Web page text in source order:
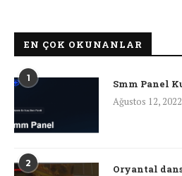
EN ÇOK OKUNANLAR
1
Smm Panel
Ağustos 12, 2022
2
Oryantal